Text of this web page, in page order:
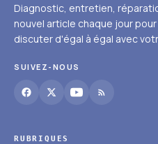
Diagnostic, entretien,
nouvel article chaque jour
discuter d'égal à égal avec
SUIVEZ-NOUS
RUBRIQUES